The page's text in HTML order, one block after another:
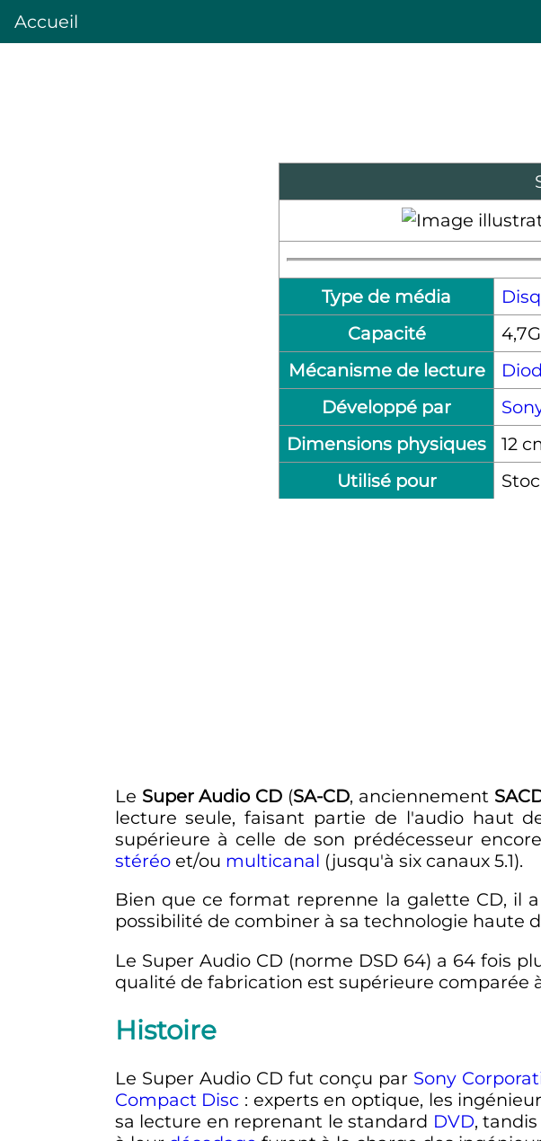
Accueil
Type de média
Capacité
Mécanisme de lecture
Développé par
Dimensions physiques
12
Utilisé pour
Le Super Audio CD (SA-CD, anciennement
lecture seule, faisant partie de l'audio haut
supérieure à celle de son prédécesseur
stéréoet/ou multicanal (jusqu'à six canaux 5.1).
Bien que ce format reprenne la galette CD, il
possibilité de combiner à sa technologie haute
Le Super Audio CD (norme DSD 64) a 64 fois
qualité de fabrication est supérieure comparée
Histoire
Le Super Audio CD fut conçu par Sony
Compact Disc : experts en optique, les
sa lecture en reprenant le standard DVD,